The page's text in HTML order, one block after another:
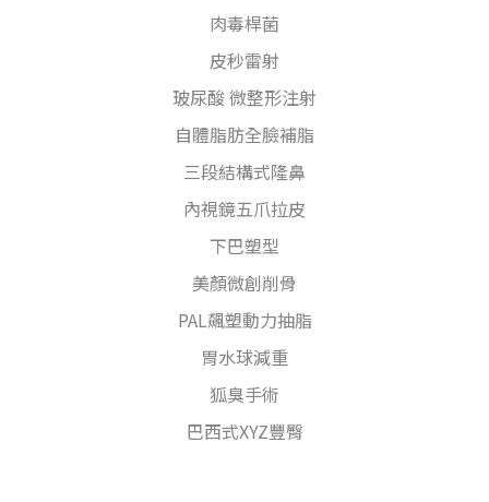
肉毒桿菌
皮秒雷射
玻尿酸 微整形注射
自體脂肪全臉補脂
三段結構式隆鼻
內視鏡五爪拉皮
下巴塑型
美顏微創削骨
PAL飆塑動力抽脂
胃水球減重
狐臭手術
巴西式XYZ豐臀